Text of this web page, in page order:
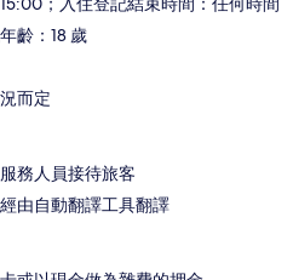
齡：18 歲
而定
務人員接待旅客
由自動翻譯工具翻譯